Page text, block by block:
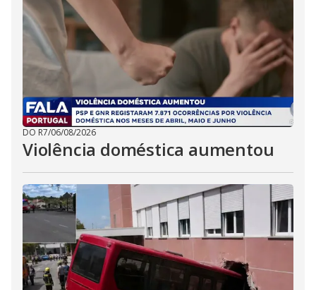
DO R7/06/08/2026
Violência doméstica aumentou